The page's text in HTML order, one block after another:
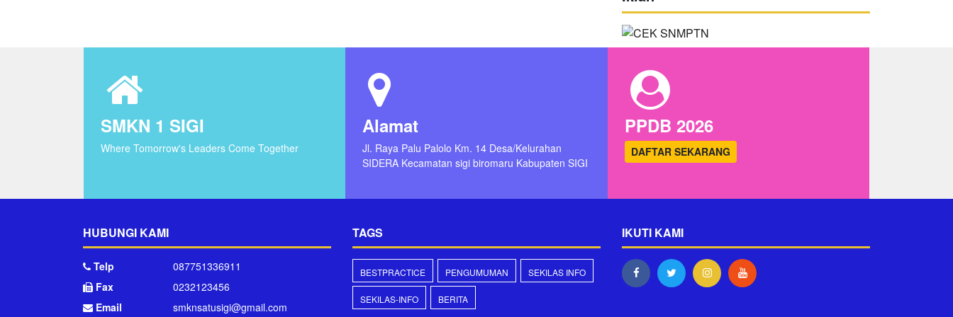
SMKN 1 SIGI
Where Tomorrow's Leaders Come Together
Alamat
Jl. Raya Palu Palolo Km. 14 Desa/Kelurahan
SIDERA Kecamatan sigi biromaru Kabupaten SIGI
PPDB 2026
DAFTAR SEKARANG
HUBUNGI KAMI
Telp
087751336911
Fax
0232123456
Email
smknsatusigi@gmail.com
TAGS
BESTPRACTICE PENGUMUMAN SEKILAS INFO
SEKILAS-INFO BERITA
IKUTI KAMI